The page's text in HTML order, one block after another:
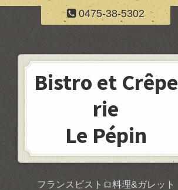
0475-38-5302
Bistro et Crêpe
rie
Le Pépin
フランスビストロ料理&ガレット